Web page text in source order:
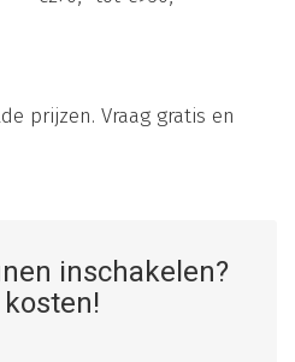
prijzen. Vraag gratis en
inschakelen?